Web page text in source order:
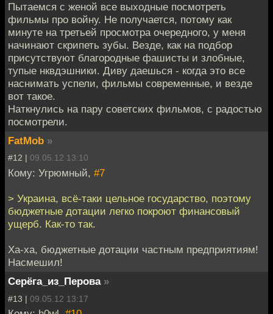
Пытаемся с женой все выходные посмотреть
фильмы про войну. Не получается, потому как
минуте на третьей просмотра очередного, у меня
начинают скрипеть зубы. Везде, как на подбор
присутствуют благородные фашисты и злобные,
тупые нквдэшники. Диву даешься - когда это все
наснимать успели, фильмы современные, и везде
вот такое.
Наткнулись на пару советских фильмов, с радостью
посмотрели.
FatMob »
#12 | 09.05.12 13:10
Кому: Угрюмный, #7
> Украина, всё-таки цельное государство, поэтому
бюджетные дотации легко покроют финансовый
ущерб. Как-то так.
Ха-ха, бюджетные дотации частным предприятиям!
Насмешил!
Серёга_из_Перова »
#13 | 09.05.12 13:17